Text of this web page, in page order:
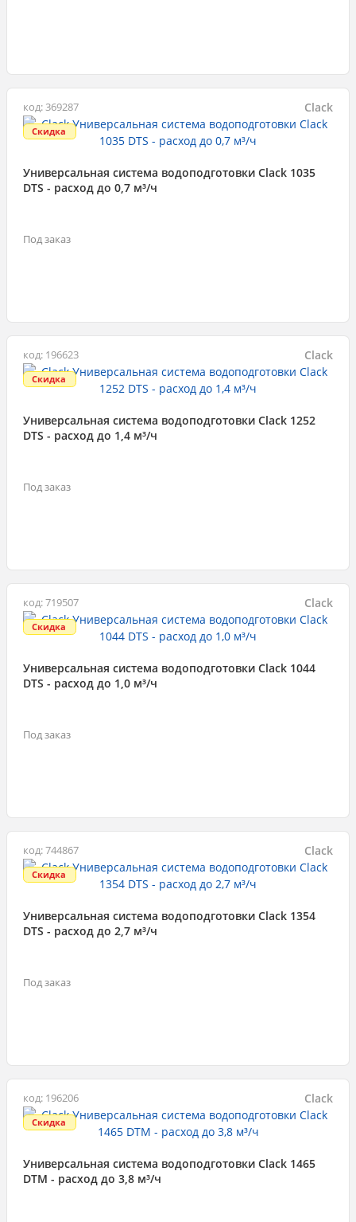
код: 369287 Clack
Скидка
Универсальная система водоподготовки Clack 1035
DTS - расход до 0,7 м³/ч
Под заказ
код: 196623 Clack
Скидка
Универсальная система водоподготовки Clack 1252
DTS - расход до 1,4 м³/ч
Под заказ
код: 719507 Clack
Скидка
Универсальная система водоподготовки Clack 1044
DTS - расход до 1,0 м³/ч
Под заказ
код: 744867 Clack
Скидка
Универсальная система водоподготовки Clack 1354
DTS - расход до 2,7 м³/ч
Под заказ
код: 196206 Clack
Скидка
Универсальная система водоподготовки Clack 1465
DTM - расход до 3,8 м³/ч